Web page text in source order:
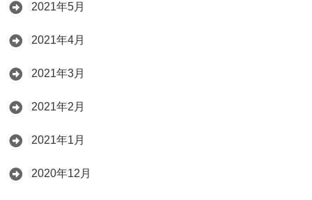
2021年5月
2021年4月
2021年3月
2021年2月
2021年1月
2020年12月